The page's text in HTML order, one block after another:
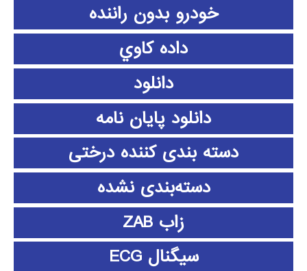
خودرو بدون راننده
داده كاوي
دانلود
دانلود پايان نامه
دسته بندی کننده درختی
دسته‌بندی نشده
زاب ZAB
سیگنال ECG